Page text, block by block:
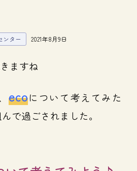
ンター 2021年8月9日
ますね
ecoについて考えてみた
で過ごされました。